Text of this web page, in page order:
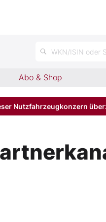
WKN/ISIN oder
Abo & Shop
Nutzfahrzeugkonzern